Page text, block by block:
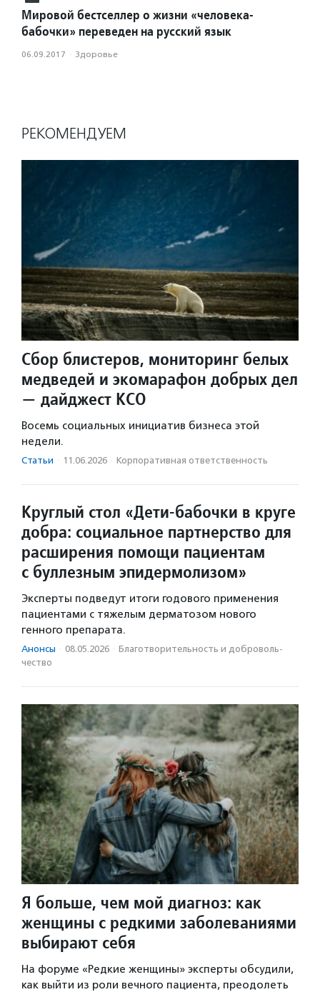
Мировой бестселлер о жизни «человека-
бабочки» переведен на русский язык
06.09.2017 · Здоровье
РЕКОМЕНДУЕМ
Сбор блистеров, мониторинг белых
медведей и экомарафон добрых дел
— дайджест КСО
Восемь социальных инициатив бизнеса этой
недели.
Статьи · 11.06.2026 · Корпоративная ответственность
Круглый стол «Дети-бабочки в круге
добра: социальное партнерство для
расширения помощи пациентам
с буллезным эпидермолизом»
Эксперты подведут итоги годового применения
пациентами с тяжелым дерматозом нового
генного препарата.
Анонсы · 08.05.2026 · Благотвори­тель­ность и доброволь­
чест­во
Я больше, чем мой диагноз: как
женщины с редкими заболеваниями
выбирают себя
На форуме «Редкие женщины» эксперты обсудили,
как выйти из роли вечного пациента, преодолеть